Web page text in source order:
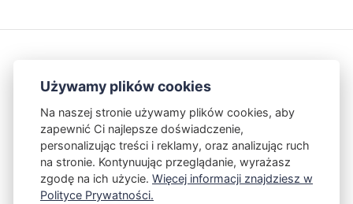
Kontakt Polityka Prywatności
Powered by Publii
Używamy plików cookies
Na naszej stronie używamy plików cookies, aby
zapewnić Ci najlepsze doświadczenie,
personalizując treści i reklamy, oraz analizując ruch
na stronie. Kontynuując przeglądanie, wyrażasz
zgodę na ich użycie. Więcej informacji znajdziesz w
Polityce Prywatności.